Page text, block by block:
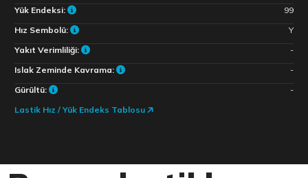
Yük Endeksi:
99
Hız Sembolü:
Y
Yakıt Verimliliği:
-
Islak Zeminde Kavrama:
-
Gürültü:
-
Lastik Hız / Yük Endeks Tablosu